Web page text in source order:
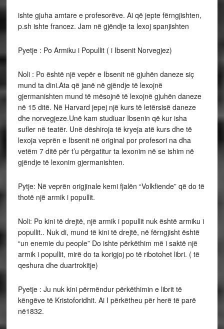
ishte gjuha amtare e profesorëve. Ai që jepte fërngjishten,
p.sh ishte francez. Jam në gjëndje ta lexoj spanjishten
Pyetje : Po Armiku i Popullit ( i Ibsenit Norvegjez)
Noli : Po është një vepër e Ibsenit në gjuhën daneze siç
mund ta dini.Ata që janë në gjëndje të lexojnë
gjermanishten mund të mësojnë të lexojnë gjuhën daneze
në 15 ditë. Në Harvard jepej një kurs të letërsisë daneze
dhe norvegjeze.Unë kam studiuar Ibsenin që kur isha
sufler në teatër. Unë dëshiroja të kryeja atë kurs dhe të
lexoja veprën e Ibsenit në original por profesori na dha
vetëm 7 ditë për t’u përgatitur ta lexonim në se ishim në
gjëndje të lexonim gjermanishten.
Pytje: Në veprën origjinale kemi fjalën “Volkfiende” që do të
thotë një armik i popullit.
Noli: Po kini të drejtë, një armik i popullit nuk është armiku i
popullit.. Nuk di, mund të kini të drejtë, në fërngjisht është
“un enemie du people” Do ishte përkëthim më i saktë një
armik i popullit, mirë do ta korigjoj po të ribotohet libri. ( të
qeshura dhe duartrokitje)
Pyetje : Ju nuk kini përmëndur përkëthimin e librit të
këngëve të Kristoforidhit. Ai I përkëtheu për herë të parë
në1832.